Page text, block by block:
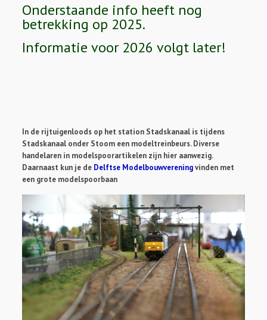
Onderstaande info heeft nog
betrekking op 2025.
Informatie voor 2026 volgt later!
In de rijtuigenloods op het station Stadskanaal is tijdens
Stadskanaal onder Stoom een modeltreinbeurs. Diverse
handelaren in modelspoorartikelen zijn hier aanwezig.
Daarnaast kun je de Delftse Modelbouwvereningvinden met
een grote modelspoorbaan